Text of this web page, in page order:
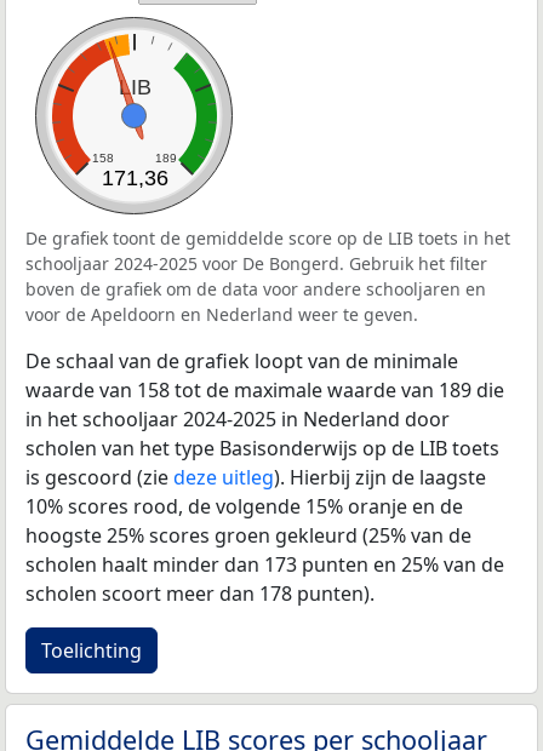
LIB
158 189
171,36
De grafiek toont de gemiddelde score op de LIB toets in het
schooljaar 2024-2025 voor De Bongerd. Gebruik het filter
boven de grafiek om de data voor andere schooljaren en
voor de Apeldoorn en Nederland weer te geven.
De schaal van de grafiek loopt van de minimale
waarde van 158 tot de maximale waarde van 189 die
in het schooljaar 2024-2025 in Nederland door
scholen van het type Basisonderwijs op de LIB toets
is gescoord (ziedeze uitleg). Hierbij zijn de laagste
10% scores rood, de volgende 15% oranje en de
hoogste 25% scores groen gekleurd (25% van de
scholen haalt minder dan 173 punten en 25% van de
scholen scoort meer dan 178 punten).
Toelichting
Gemiddelde LIB scores per schooljaar